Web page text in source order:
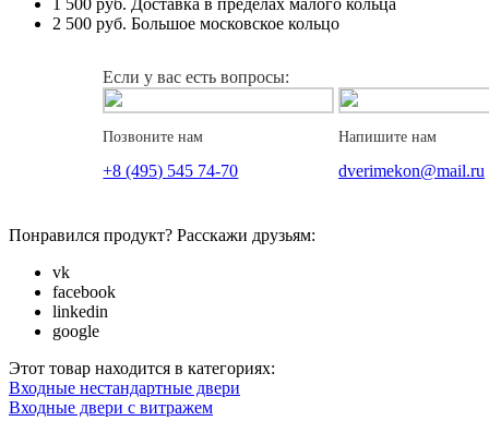
1 500 руб. Доставка в пределах малого кольца
2 500 руб. Большое московское кольцо
Если у вас есть вопросы:
Позвоните нам
+8 (495) 545 74-70
Напишите нам
dverimekon@mail.ru
Понравился продукт? Расскажи друзьям:
vk
facebook
linkedin
google
Этот товар находится в категориях:
Входные нестандартные двери
Входные двери с витражем